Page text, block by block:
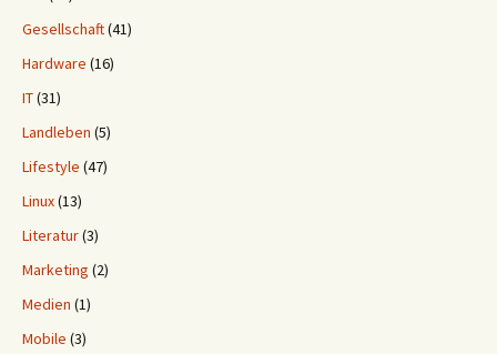
Gesellschaft(41)
Hardware (16)
IT(31)
Landleben (5)
Lifestyle (47)
Linux(13)
Literatur(3)
Marketing (2)
Medien (1)
Mobile (3)